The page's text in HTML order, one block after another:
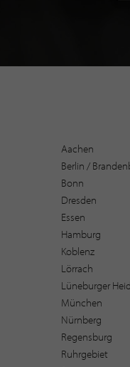
Aachen
Berlin /
Bonn
Dresden
Essen
Hamburg
Koblenz
Lörrach
Lüneburger
München
Nürnberg
Regensburg
Ruhrgebiet